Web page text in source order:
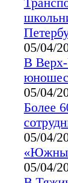
05/04/
В Верх-
05/04/
Более
05/04/
05/04/